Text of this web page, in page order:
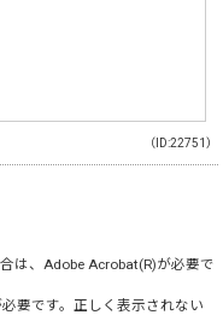
（ID:22751）
は、 Adobe Acrobat(R)が必要で
必要です。正しく表示されない